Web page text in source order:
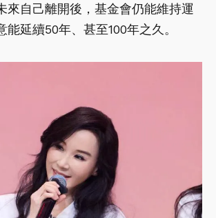
來自己離開後，基金會仍能維持運
能延續50年、甚至100年之久。